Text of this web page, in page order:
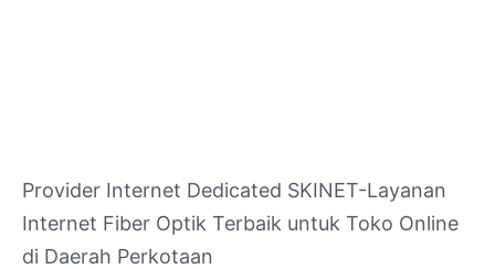
Provider Internet Dedicated SKINET-Layanan
Internet Fiber Optik Terbaik untuk Toko Online
di Daerah Perkotaan